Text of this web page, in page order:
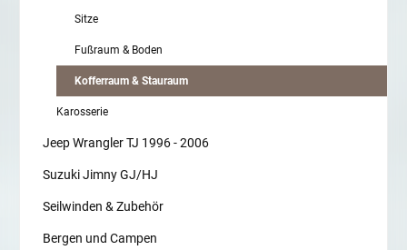
Sitze
Fußraum & Boden
Kofferraum & Stauraum
Karosserie
Jeep Wrangler TJ 1996 - 2006
Suzuki Jimny GJ/HJ
Seilwinden & Zubehör
Bergen und Campen